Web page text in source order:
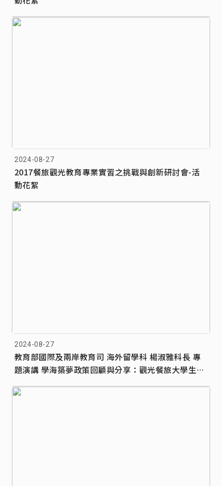
2024-08-27
2017餐旅觀光教育專業實習之挑戰與創新研討會-活
動花絮
2024-08-27
教育部國際及兩岸教育司 海外留學科 楊淑雅科長 專
題演講 學海築夢政策回顧與分享：觀光餐旅大學生海